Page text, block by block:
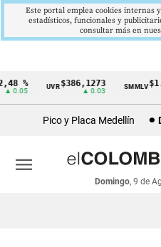
Cintillo
económicos
Colombia
% UVR$386,1273
▲ 0.03
SMMLV
Pico y Placa Medellín
Domingo, 9 de
menu
Este portal emplea cookies internas
estadísticos, funcionales y
consultar más en